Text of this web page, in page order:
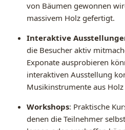
von Bäumen gewonnen
massivem Holz gefertigt.
Interaktive
die Besucher aktiv
Exponate ausprobieren
interaktiven Ausstellung
Musikinstrumente aus Holz
Workshops: Praktische
denen die Teilnehmer